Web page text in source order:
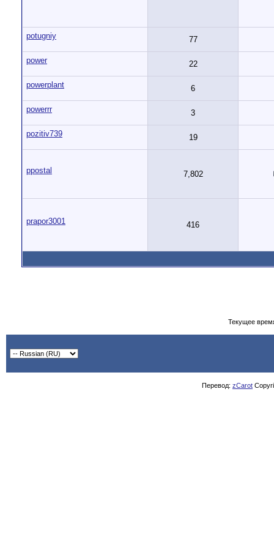
potugniy 77
power 22
powerplant 6
powerrr 3
pozitiv739 19
ppostal 7,802
prapor3001 416
Текущее
Перевод: zCarot